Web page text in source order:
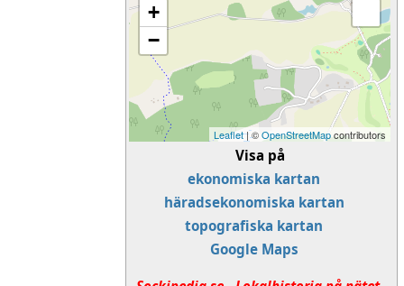
+
−
Leaflet| ©OpenStreetMapcontributors
Visa på
ekonomiska kartan
häradsekonomiska kartan
topografiska kartan
Google Maps